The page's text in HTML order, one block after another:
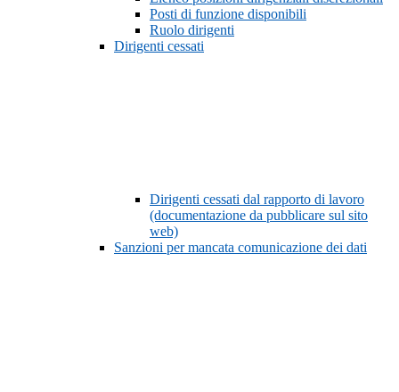
Posti di funzione disponibili
Ruolo dirigenti
Dirigenti cessati
Dirigenti cessati dal rapporto di lavoro
(documentazione da pubblicare sul sito
web)
Sanzioni per mancata comunicazione dei dati